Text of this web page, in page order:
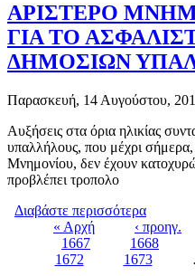
ΑΡΙΣΤΕΡΟ
ΓΙΑ ΤΟ
ΔΗΜΟΣΙΩΝ
Παρασκευή, 14 Αυγούστου,
Αυξήσεις στα όρια ηλικίας
υπαλλήλους, που μέχρι
Μνημονίου, δεν έχουν
προβλέπει τροπολο
Διαβάστε περισσότερα
ΓΙΑ
Pages
« Αρχή ‹ προηγ.
1667
1668
1672
1673